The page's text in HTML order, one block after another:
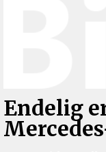
Endelig